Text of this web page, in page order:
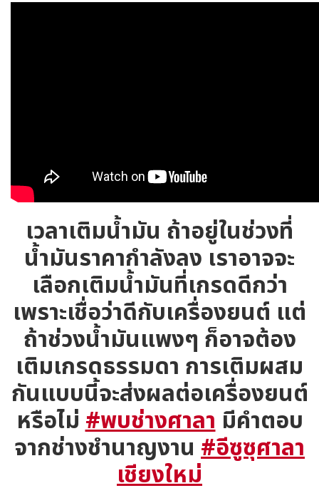
เวลาเติมน้ำมัน ถ้าอยู่ในช่วงที่
น้ำมันราคากำลังลง เราอาจจะ
เลือกเติมน้ำมันที่เกรดดีกว่า
เพราะเชื่อว่าดีกับเครื่องยนต์ แต่
ถ้าช่วงน้ำมันแพงๆ ก็อาจต้อง
เติมเกรดธรรมดา การเติมผสม
กันแบบนี้จะส่งผลต่อเครื่องยนต์
หรือไม่#พบช่างศาลามีคำตอบ
จากช่างชำนาญงาน #อีซูซุศาลา
เชียงใหม่